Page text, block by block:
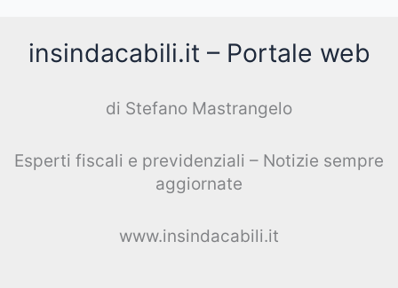
insindacabili.it – Portale web
di Stefano Mastrangelo
Esperti fiscali e previdenziali – Notizie sempre
aggiornate
www.insindacabili.it